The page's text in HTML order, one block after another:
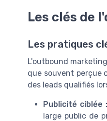
Les clés de
Les pratiques
L'outbound
que souvent perçue
des leads qualifiés
Publicité ciblée :
large public de